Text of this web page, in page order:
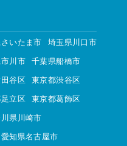
いたま市
埼玉県川口市
川市
千葉県船橋市
谷区
東京都渋谷区
立区
東京都葛飾区
県川崎市
愛知県名古屋市